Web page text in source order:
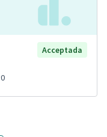
Acceptada
0